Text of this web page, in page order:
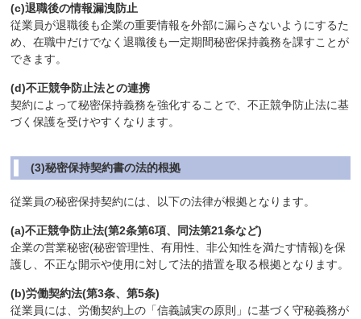
(c)退職後の情報漏洩防止
従業員が退職後も企業の重要情報を外部に漏らさないようにするた
め、在職中だけでなく退職後も一定期間秘密保持義務を課すことが
できます。
(d)不正競争防止法との連携
契約によって秘密保持義務を強化することで、不正競争防止法に基
づく保護を受けやすくなります。
(3)秘密保持契約書の法的根拠
従業員の秘密保持契約には、以下の法律が根拠となります。
(a)不正競争防止法(第2条第6項、同法第21条など)
企業の営業秘密(秘密管理性、有用性、非公知性を満たす情報)を保
護し、不正な開示や使用に対して法的措置を取る根拠となります。
(b)労働契約法(第3条、第5条)
従業員には、労働契約上の「信義誠実の原則」に基づく守秘義務が